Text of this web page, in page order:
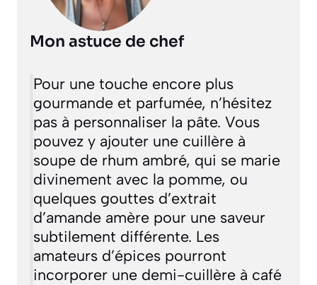
Mon astuce de chef
Pour une touche encore plus
gourmande et parfumée, n’hésitez
pas à personnaliser la pâte. Vous
pouvez y ajouter une cuillère à
soupe de rhum ambré, qui se marie
divinement avec la pomme, ou
quelques gouttes d’extrait
d’amande amère pour une saveur
subtilement différente. Les
amateurs d’épices pourront
incorporer une demi-cuillère à café